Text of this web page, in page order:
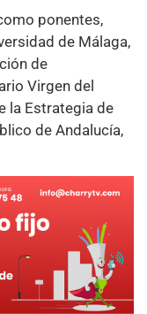
ponentes,
de Málaga,
de
Virgen del
la Estrategia de
de Andalucía,